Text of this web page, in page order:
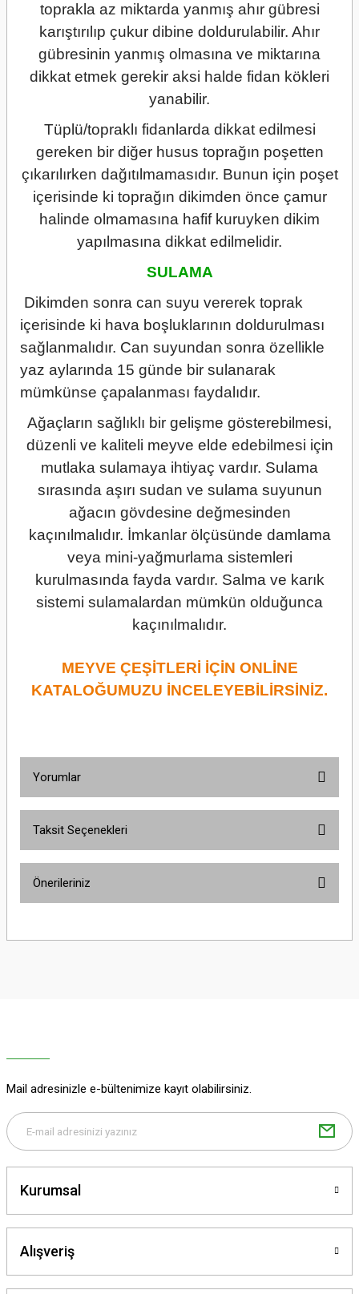
toprakla az miktarda yanmış ahır gübresi
karıştırılıp çukur dibine doldurulabilir. Ahır
gübresinin yanmış olmasına ve miktarına
dikkat etmek gerekir aksi halde fidan kökleri
yanabilir.
Tüplü/topraklı fidanlarda dikkat edilmesi
gereken bir diğer husus toprağın poşetten
çıkarılırken dağıtılmamasıdır. Bunun için poşet
içerisinde ki toprağın dikimden önce çamur
halinde olmamasına hafif kuruyken dikim
yapılmasına dikkat edilmelidir.
SULAMA
Dikimden sonra can suyu vererek toprak
içerisinde ki hava boşluklarının doldurulması
sağlanmalıdır. Can suyundan sonra özellikle
yaz aylarında 15 günde bir sulanarak
mümkünse çapalanması faydalıdır.
Ağaçların sağlıklı bir gelişme gösterebilmesi,
düzenli ve kaliteli meyve elde edebilmesi için
mutlaka sulamaya ihtiyaç vardır. Sulama
sırasında aşırı sudan ve sulama suyunun
ağacın gövdesine değmesinden
kaçınılmalıdır. İmkanlar ölçüsünde damlama
veya mini-yağmurlama sistemleri
kurulmasında fayda vardır. Salma ve karık
sistemi sulamalardan mümkün olduğunca
kaçınılmalıdır.
MEYVE ÇEŞİTLERİ İÇİN ONLİNE
KATALOĞUMUZU İNCELEYEBİLİRSİNİZ.
Yorumlar
Taksit Seçenekleri
Önerileriniz
yetersiz gördüğünüz noktaları öneri formunu kullanarak tarafımıza
Bu ürüne benzer farklı alternatifler olmalı.
Mail adresinizle e-bültenimize kayıt olabilirsiniz.
Kurumsal
Alışveriş